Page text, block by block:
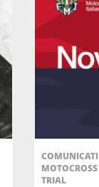
COMUNICATI
MOTOCROSS
TRIAL